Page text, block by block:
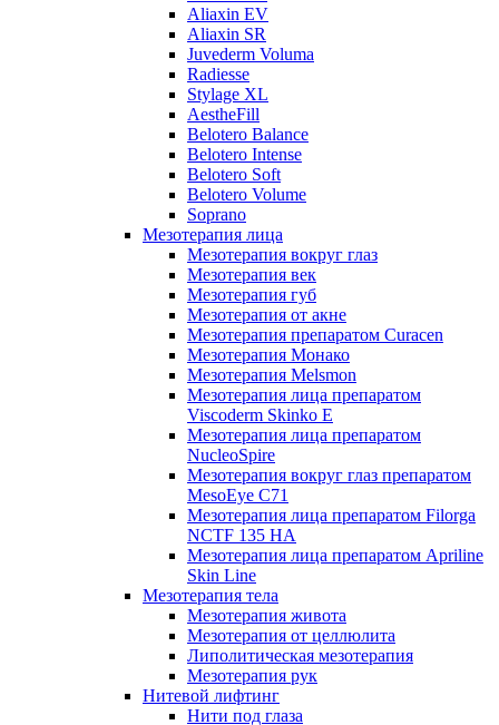
Aliaxin EV
Aliaxin SR
Juvederm Voluma
Radiesse
Stylage XL
AestheFill
Belotero Balance
Belotero Intense
Belotero Soft
Belotero Volume
Soprano
Мезотерапия лица
Мезотерапия вокруг глаз
Мезотерапия век
Мезотерапия губ
Мезотерапия от акне
Мезотерапия препаратом Curacen
Мезотерапия Монако
Мезотерапия Melsmon
Мезотерапия лица препаратом
Viscoderm Skinko E
Мезотерапия лица препаратом
NucleoSpire
Мезотерапия вокруг глаз препаратом
MesoEye С71
Мезотерапия лица препаратом Filorga
NCTF 135 HA
Мезотерапия лица препаратом Apriline
Skin Line
Мезотерапия тела
Мезотерапия живота
Мезотерапия от целлюлита
Липолитическая мезотерапия
Мезотерапия рук
Нитевой лифтинг
Нити под глаза